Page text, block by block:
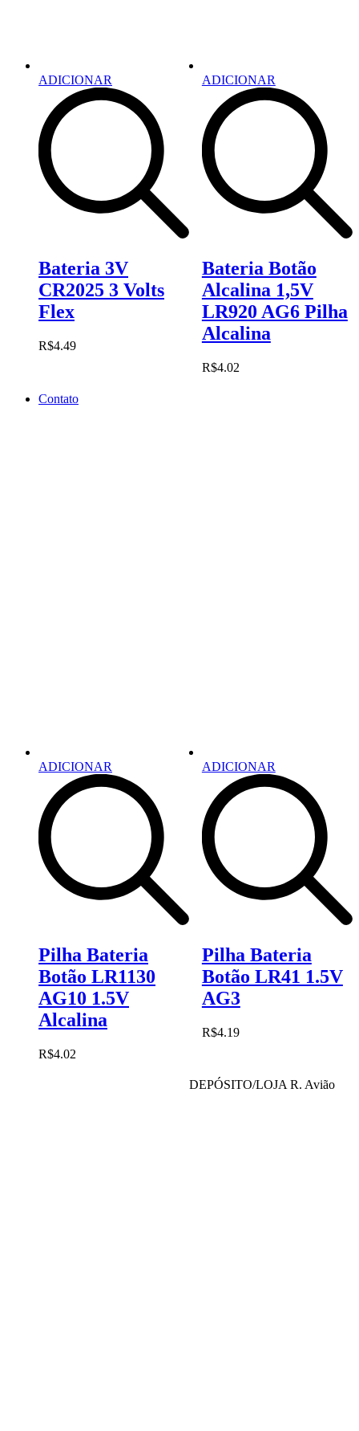
ADICIONAR
Bateria 3V
CR2025 3 Volts
Flex
R$4.49
ADICIONAR
Bateria Botão
Alcalina 1,5V
LR920 AG6 Pilha
Alcalina
R$4.02
ADICIONAR
Pilha Bateria
Botão LR1130
AG10 1.5V
Alcalina
R$4.02
ADICIONAR
Pilha Bateria
Botão LR41 1.5V
AG3
R$4.19
Contato
DEPÓSITO/LOJA R. Avião